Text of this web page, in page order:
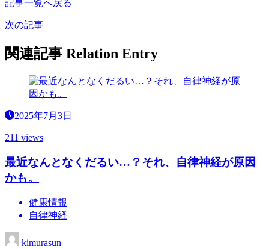
記事一覧へ戻る
次の記事
関連記事 Relation Entry
2025年7月3日
211 views
最近なんとなくだるい…？それ、自律神経が原因
かも。
健康情報
自律神経
kimurasun